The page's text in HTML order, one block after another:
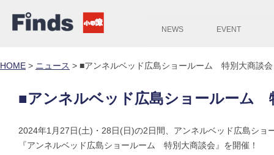
NEWS EVENT
HOME > ニュース > ■アンネルベッド広島ショールーム 特別大商談
■アンネルベッド広島ショールーム
2024年1月27日(土)・28日(日)の2日間、アンネルベッド広島ショ
『アンネルベッド広島ショールーム 特別大商談会』を開催！